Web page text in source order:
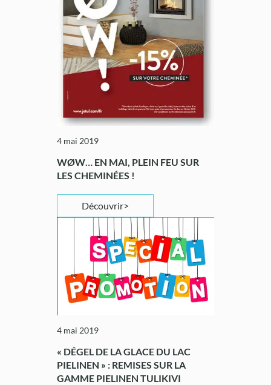
4 mai 2019
WØW… EN MAI, PLEIN FEU SUR
LES CHEMINÉES !
Découvrir
4 mai 2019
« DÉGEL DE LA GLACE DU LAC
PIELINEN » : REMISES SUR LA
GAMME PIELINEN TULIKIVI